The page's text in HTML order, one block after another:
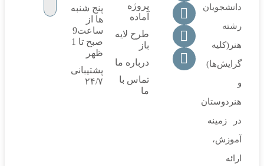
دانشجویان
رشته
هنر(کلیه
گرایش‌ها)
و
هنردوستان
در زمینه
آموزش،
ارائه‌
پروژه
آماده
طرح لایه
باز
درباره ما
تماس با
ما
پنج شنبه
ها از
ساعت9
صبح تا 1
ظهر
پشتیبانی
۲۴/۷